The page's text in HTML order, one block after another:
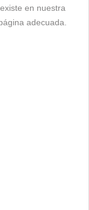
en nuestra
adecuada.